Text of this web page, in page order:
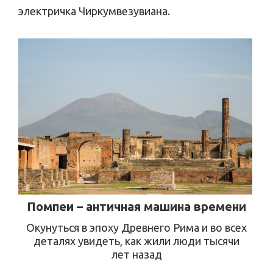
электричка Чиркумвезувиана.
Помпеи – античная машина времени
Окунуться в эпоху Древнего Рима и во всех
деталях увидеть, как жили люди тысячи
лет назад